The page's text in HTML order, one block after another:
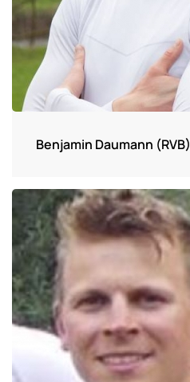
Benjamin Daumann (RVB)